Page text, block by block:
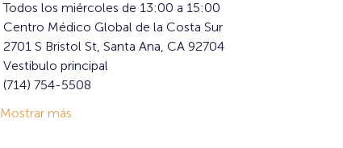
Todos los miércoles de 13:00 a 15:00
Centro Médico Global de la Costa Sur
2701 S Bristol St, Santa Ana, CA 92704
Vestibulo principal
(714) 754-5508
Mostrar más